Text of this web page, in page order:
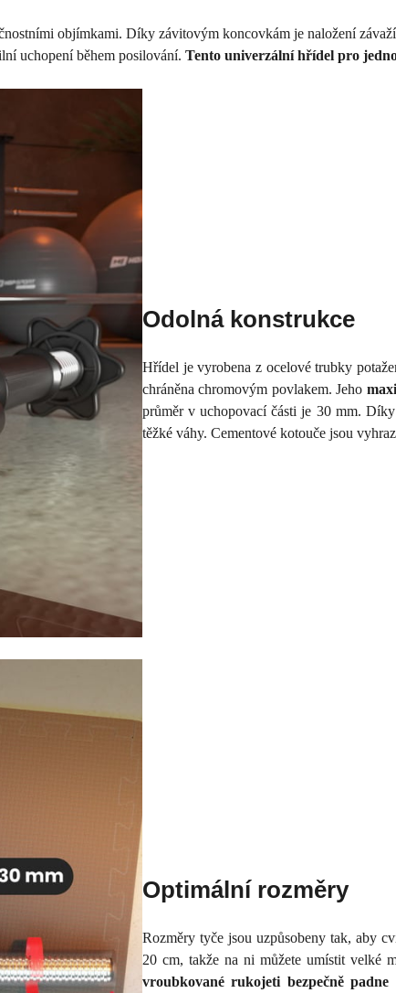
objímkami. Díky závitovým koncovkám je naložení
uchopení během posilování. Tento univerzální hřídel pro
Odolná konstrukce
Hřídel je vyrobena z ocelové trubky
chráněna chromovým povlakem. Jeho
průměr v uchopovací části je 30 mm.
těžké váhy. Cementové kotouče jsou
Optimální rozměry
Rozměry tyče jsou uzpůsobeny tak, aby
20 cm, takže na ni můžete umístit velké
vroubkované rukojeti bezpečně